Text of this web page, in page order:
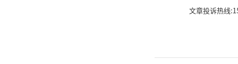
文章投诉热线